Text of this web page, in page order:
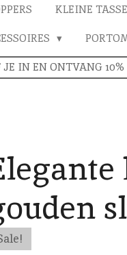
KLEINE
JE IN EN ONTVANG